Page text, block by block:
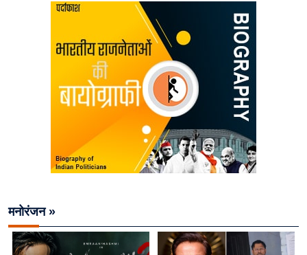
मनोरंजन »